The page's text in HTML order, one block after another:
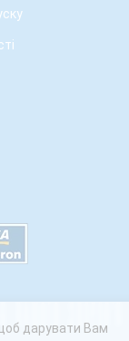
дарувати Вам